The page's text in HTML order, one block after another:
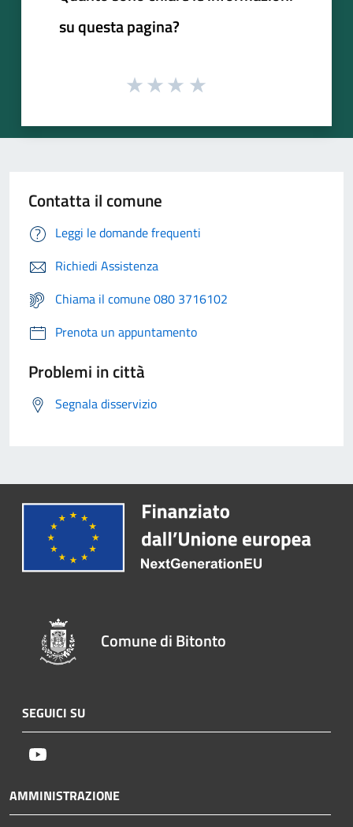
su questa pagina?
Contatta il comune
Leggi le domande frequenti
Richiedi Assistenza
Chiama il comune 080 3716102
Prenota un appuntamento
Problemi in città
Segnala disservizio
Comune di Bitonto
SEGUICI SU
AMMINISTRAZIONE